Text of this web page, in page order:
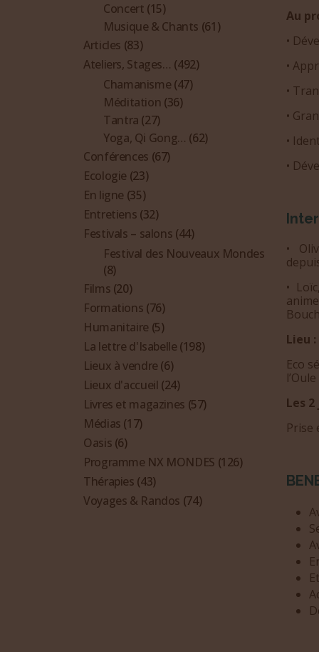
Au
•⁠
•⁠
•⁠
•⁠
•⁠
•⁠
•
•⁠
Lieu :
Eco
Les
Prise
Concert (15)
Musique & Chants (61)
Articles (83)
Ateliers, Stages… (492)
Chamanisme (47)
Méditation (36)
Tantra (27)
Yoga, Qi Gong… (62)
Conférences (67)
Ecologie (23)
En ligne (35)
Entretiens (32)
Festivals – salons (44)
Festival des Nouveaux Mondes
(8)
Films (20)
Formations (76)
Humanitaire (5)
La lettre d'Isabelle (198)
Lieux à vendre (6)
Lieux d'accueil (24)
Livres et magazines (57)
Médias (17)
Oasis (6)
Programme NX MONDES (126)
Thérapies (43)
Voyages & Randos (74)